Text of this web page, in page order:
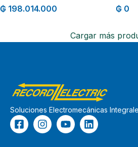
₲ 198.014.000 ₲ 0
Cargar más
Soluciones Electromecánicas